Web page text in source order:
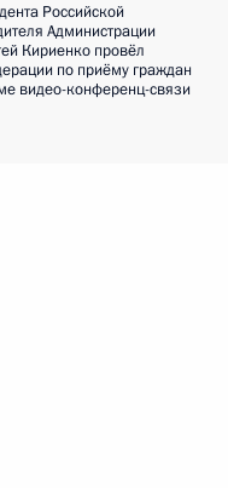
Российской
Администрации
Кириенко провёл
по приёму граждан
видео-конференц-связи